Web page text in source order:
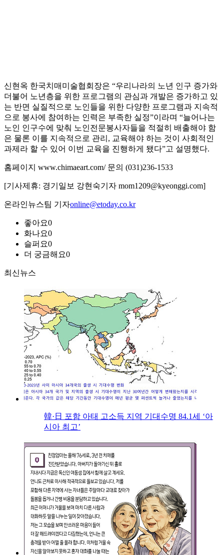
신현옥 한국치매미술협회장은 “우리나라의 노년 인구 증가와
더불어 노년층을 위한 프로그램의 관심과 개발은 증가하고 있
는 반면 실질적으로 노인들을 위한 다양한 프로그램과 지속적
으로 봉사에 참여하는 인력은 부족한 실정”이라며 “늘어나는
노인 인구수에 맞춰 노인전문봉사자들을 적절히 배출해야 함
은 물론 이를 지속적으로 관리, 교육해야 하는 것이 사회적인
과제라 할 수 있어 이번 교육을 진행하게 됐다”고 설명했다.
홈페이지 www.chimaeart.com/ 문의 (031)236-1533
[기사제휴: 경기일보 강현숙기자 mom1209@kyeonggi.com]
온라인뉴스팀 기자online@etoday.co.kr
좋아요0
화나요0
슬퍼요0
더 궁금해요0
최신뉴스
韓·日 포함 아태 고소득 지역 기대수명 84.1세 ‘아
시아 최고’